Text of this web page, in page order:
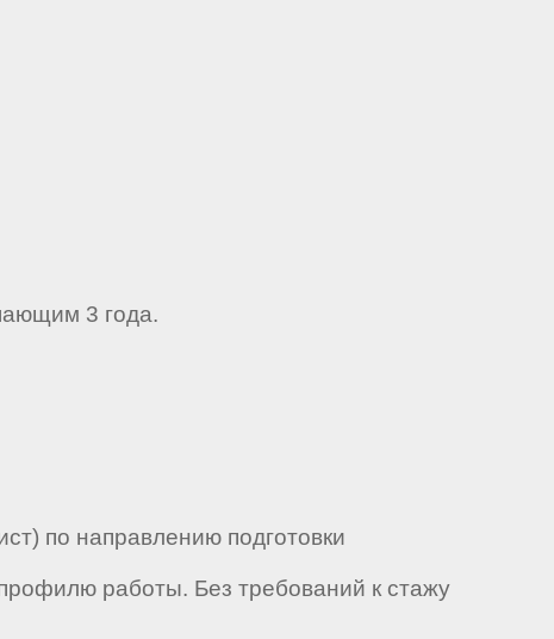
3 года.
по направлению подготовки
работы. Без требований к стажу